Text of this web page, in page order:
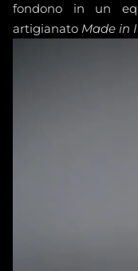
fondono in un
artigianato Made in